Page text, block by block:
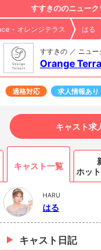
すすきののニュー
- オレンジテラス はる
すすきの ／ ニュー
Orange
適格対応 求人情報あり
キャスト求
キャスト一覧
ホッ
HARU
はる
キャスト日記